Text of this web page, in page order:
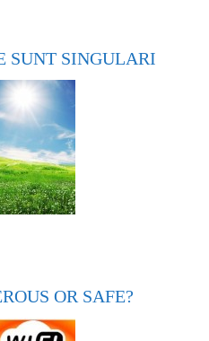
SUNT SINGULARI
OR SAFE?